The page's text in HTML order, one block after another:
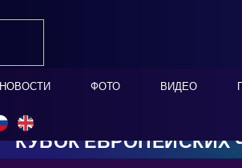
НОВОСТИ ФОТО ВИДЕО
КУБОК ЕВРОПЕЙСКИХ